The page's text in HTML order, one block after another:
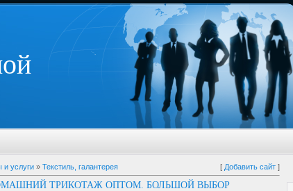
и услуги » Текстиль, галантерея [ Добавить сайт ]
ТРИКОТАЖ ОПТОМ. БОЛЬШОЙ ВЫБОР